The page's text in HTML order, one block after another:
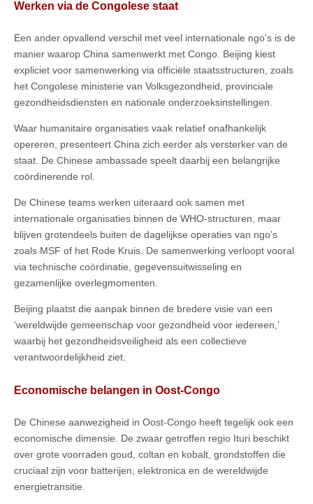
Werken via de Congolese staat
Een ander opvallend verschil met veel internationale ngo’s is de
manier waarop China samenwerkt met Congo. Beijing kiest
expliciet voor samenwerking via officiële staatsstructuren, zoals
het Congolese ministerie van Volksgezondheid, provinciale
gezondheidsdiensten en nationale onderzoeksinstellingen.
Waar humanitaire organisaties vaak relatief onafhankelijk
opereren, presenteert China zich eerder als versterker van de
staat. De Chinese ambassade speelt daarbij een belangrijke
coördinerende rol.
De Chinese teams werken uiteraard ook samen met
internationale organisaties binnen de WHO-structuren, maar
blijven grotendeels buiten de dagelijkse operaties van ngo’s
zoals MSF of het Rode Kruis. De samenwerking verloopt vooral
via technische coördinatie, gegevensuitwisseling en
gezamenlijke overlegmomenten.
Beijing plaatst die aanpak binnen de bredere visie van een
‘wereldwijde gemeenschap voor gezondheid voor iedereen,’
waarbij het gezondheidsveiligheid als een collectieve
verantwoordelijkheid ziet.
Economische belangen in Oost-Congo
De Chinese aanwezigheid in Oost-Congo heeft tegelijk ook een
economische dimensie. De zwaar getroffen regio Ituri beschikt
over grote voorraden goud, coltan en kobalt, grondstoffen die
cruciaal zijn voor batterijen, elektronica en de wereldwijde
energietransitie.